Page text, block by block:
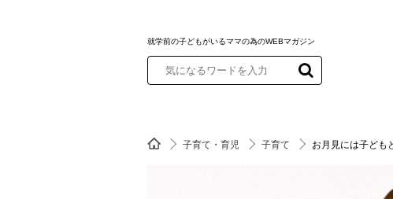
就学前の子どもがいるママの為のWEBマガジン
子育て・育児 子育て お月見には子ども